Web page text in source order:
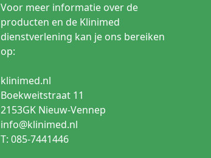
Voor meer informatie over de
producten en de Klinimed
dienstverlening kan je ons bereiken
op:
klinimed.nl
Boekweitstraat 11
2153GK Nieuw-Vennep
info@klinimed.nl
T: 085-7441446